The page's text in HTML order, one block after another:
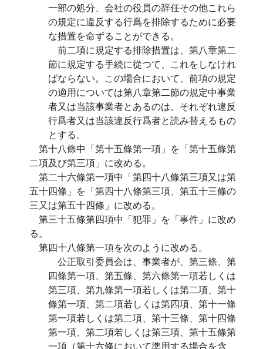
一部の処分、会社の役員の辞任その他これら
の規定に違反する行爲を排除するために必要
な措置を命ずることができる。
前二項に規定する排除措置は、第八章第二
節に規定する手続に從つて、これをしなけれ
ばならない。この場合において、前項の規定
の適用については第八章第二節の規定中事業
者又は当該事業者とあるのは、それぞれ違反
行爲者又は当該違反行爲者と読み替えるもの
とする。
第十八條中「第十五條第一項」を「第十五條第
二項及び第三項」に改める。
第二十六條第一項中「第四十八條第三項又は第
五十四條」を「第四十八條第三項、第五十三條の
三又は第五十四條」に改める。
第三十五條第四項中「犯罪」を「事件」に改め
る。
第四十八條第一項を次のように改める。
公正取引委員会は、事業者が、第三條、第
四條第一項、第五條、第六條第一項若しくは
第三項、第九條第一項若しくは第二項、第十
條第一項、第二項若しくは第四項、第十一條
第一項若しくは第二項、第十三條、第十四條
第一項、第二項若しくは第三項、第十五條第
一項（第十六條において準用する場合を含